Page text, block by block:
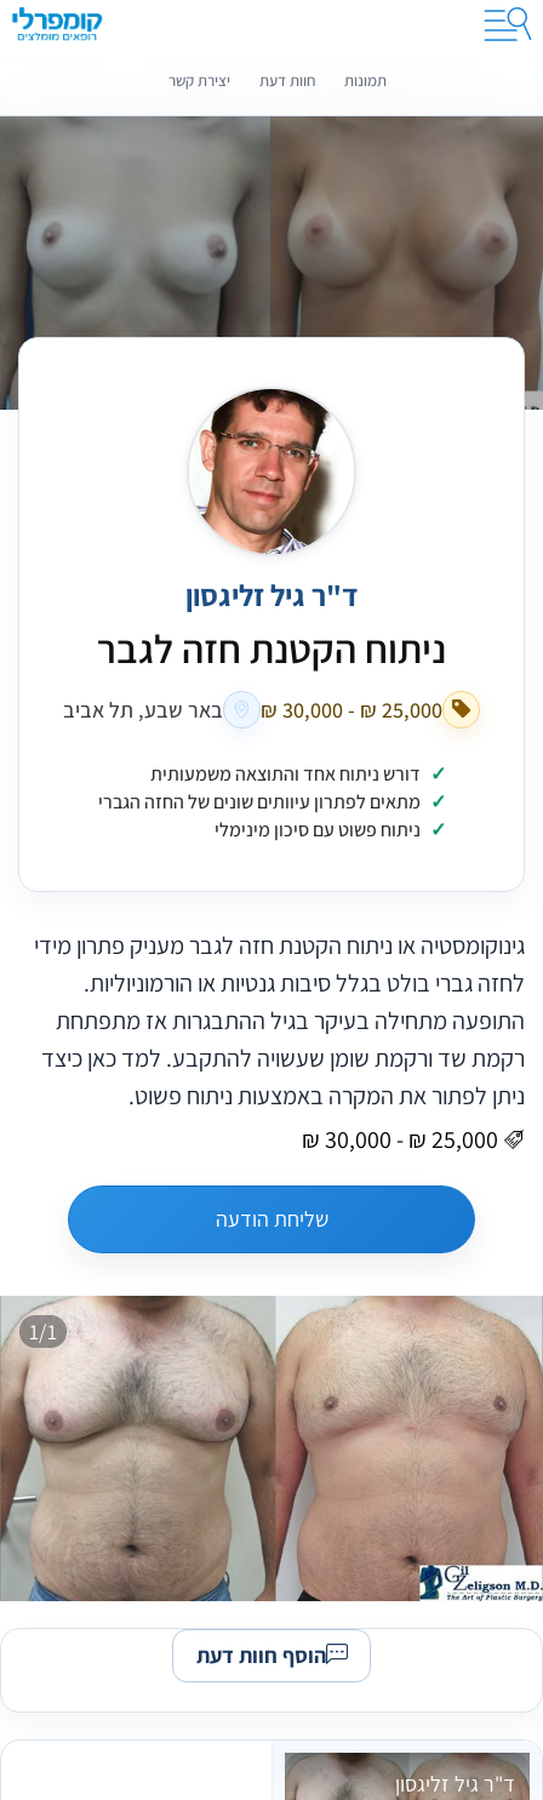
קומפרלי מסייעת לך לבחור רופאים מומלצים
תמונות חוות דעת יצירת קשר
ד"ר גיל זליגסון
ניתוח הקטנת חזה לגבר
באר שבע, תל אביב
דורש ניתוח אחד והתוצאה משמעותית
מתאים לפתרון עיוותים שונים של החזה הגברי
ניתוח פשוט עם סיכון מינימלי
גינוקומסטיה או ניתוח הקטנת חזה לגבר מעניק פתרון מידי
לחזה גברי בולט בגלל סיבות גנטיות או הורמוניוליות.
התופעה מתחילה בעיקר בגיל ההתבגרות אז מתפתחת
רקמת שד ורקמת שומן שעשויה להתקבע. למד כאן כיצד
ניתן לפתור את המקרה באמצעות ניתוח פשוט.
שליחת הודעה
1/1
הוסף חוות דעת
ד"ר גיל זליגסון